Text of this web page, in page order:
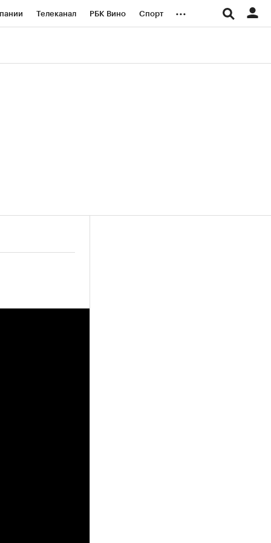
Телеканал РБК Вино Спорт ...